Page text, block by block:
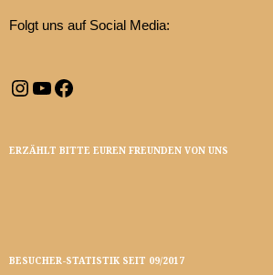
Folgt uns auf Social Media:
Instagram
YouTube
Facebook
ERZÄHLT BITTE EUREN FREUNDEN VON UNS
BESUCHER-STATISTIK SEIT 09/2017